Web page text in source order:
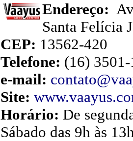
Endereço:
Santa Felícia
CEP: 13562-420
Telefone: (16)
e-mail:
Site:
Horário: De
Sábado das 9h às